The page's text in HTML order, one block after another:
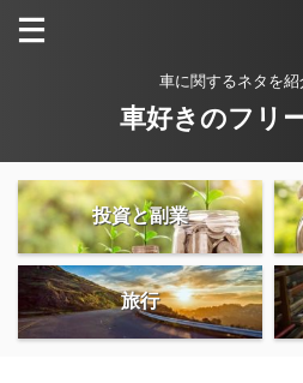
車に関するネタを紹
車好きのフリ
投資と副業
旅行